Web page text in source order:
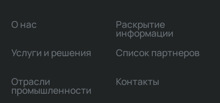
О нас
Услуги и решения
Отрасли
промышленности
Раскрытие
информации
Список партнеров
Контакты